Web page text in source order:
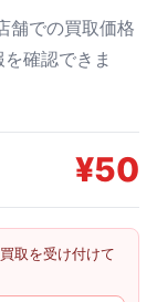
舗での買取価格
確認できま
¥50
取を受け付けて